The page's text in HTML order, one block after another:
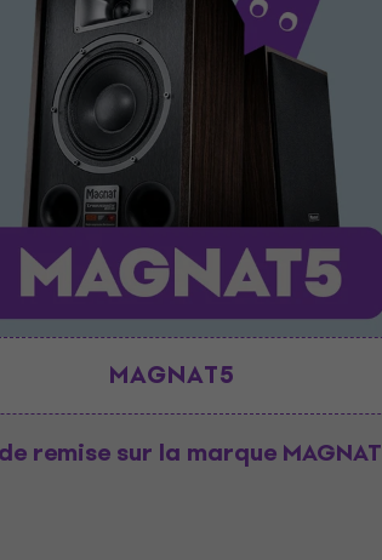
MAGNAT5
remise sur la marque MAGNAT